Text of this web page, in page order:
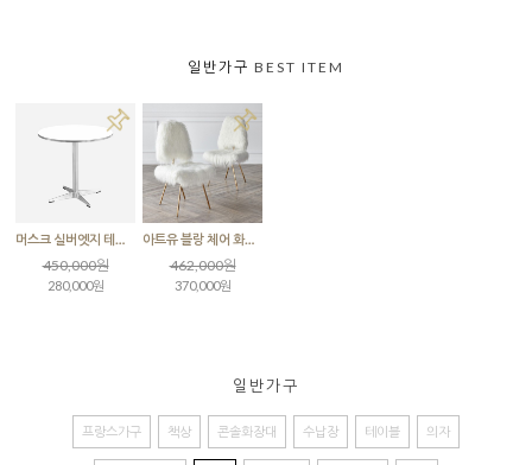
일반가구 BEST ITEM
머스크 실버엣지 테이블 실버다리
450,000원
280,000원
아트유 블랑 체어 화이트
462,000원
370,000원
일반가구
프랑스가구 책상 콘솔화장대 수납장 테이블 의자